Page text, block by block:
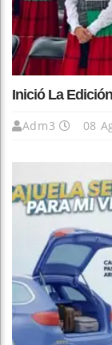
Inició La
Adm3 08